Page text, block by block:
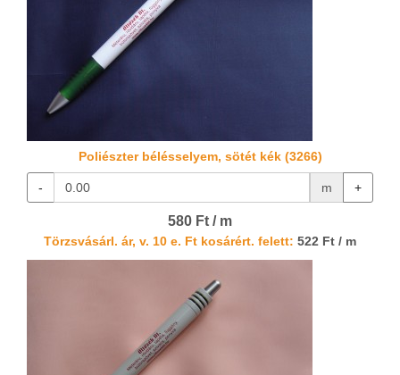
Poliészter bélésselyem, sötét kék (3266)
- m +
580 Ft / m
Törzsvásárl. ár, v. 10 e. Ft kosárért. felett: 522 Ft / m